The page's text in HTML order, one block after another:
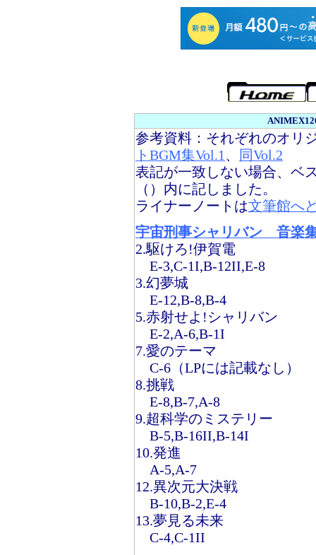
参考資料：それぞれのオリ
トBGM集Vol.1 、
同Vol.2
表記が一致しない場合、ベ
（）内に記しました。
ライナーノートは文筆館へ
宇宙刑事シャリバン 音楽
2.駆けろ!伊賀電
E-3,C-1I,B-12II,E-8
3.幻夢城
E-12,B-8,B-4
5.赤射せよ!シャリバン
E-2,A-6,B-1I
7.愛のテーマ
C-6（LPには記載なし）
8.挑戦
E-8,B-7,A-8
9.超科学のミステリー
B-5,B-16II,B-14I
10.発進
A-5,A-7
12.異次元大決戦
B-10,B-2,E-4
13.夢見る未来
C-4,C-1II